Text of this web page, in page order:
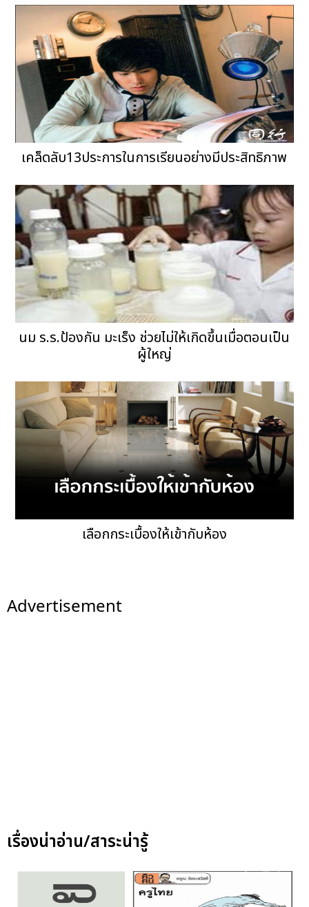
เคล็ดลับ13ประการในการเรียนอย่างมีประสิทธิภาพ
นม ร.ร.ป้องกัน มะเร็ง ช่วยไม่ให้เกิดขึ้นเมื่อตอนเป็น
ผู้ใหญ่
เลือกกระเบื้องให้เข้ากับห้อง
Advertisement
เรื่องน่าอ่าน/สาระน่ารู้